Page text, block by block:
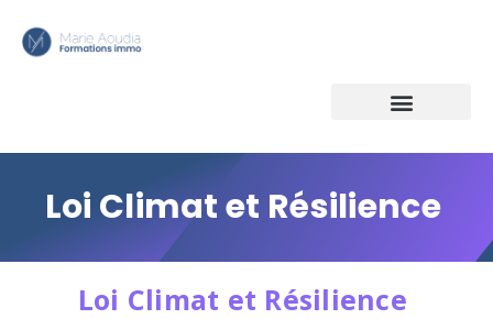
Loi Climat et Résilience
Loi Climat et Résilience